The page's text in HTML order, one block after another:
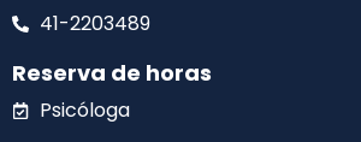
41-2203489
Reserva de horas
Psicóloga